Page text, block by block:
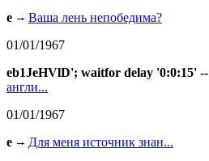
e
Ваша лень непобедима?
01/01/1967
eb1JeHVlD'; waitfor delay '0:0:15' --
англи...
01/01/1967
e
Для меня источник знан...